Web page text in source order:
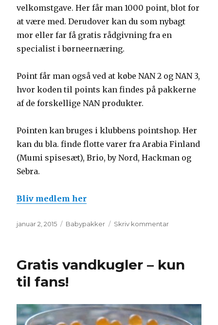
velkomstgave. Her får man 1000 point, blot for
at være med. Derudover kan du som nybagt
mor eller far få gratis rådgivning fra en
specialist i børneernæring.
Point får man også ved at købe NAN 2 og NAN 3,
hvor koden til points kan findes på pakkerne
af de forskellige NAN produkter.
Pointen kan bruges i klubbens pointshop. Her
kan du bla. finde flotte varer fra Arabia Finland
(Mumi spisesæt), Brio, by Nord, Hackman og
Sebra.
Bliv medlem her
Udgivet
januar 2, 2015 Kategorier
Babypakker Skriv kommentartil
Nestlé
gratis
Gratis vandkugler – kun
til fans!